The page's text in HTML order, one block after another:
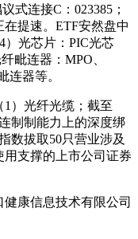
式连接C：023385；
提速。ETF安然盘中
）光芯片：PIC光芯
毗连器：MPO、
连器等。
光纤光缆；截至
制制能力上的深度绑
数拔取50只营业涉及
支撑的上市公司证券
康信息技术有限公司